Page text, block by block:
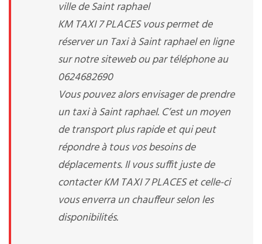
ville de Saint raphael
KM TAXI 7 PLACES vous permet de
réserver un Taxi à Saint raphael en ligne
sur notre siteweb ou par téléphone au
0624682690
Vous pouvez alors envisager de prendre
un taxi à Saint raphael. C’est un moyen
de transport plus rapide et qui peut
répondre à tous vos besoins de
déplacements. Il vous suffit juste de
contacter KM TAXI 7 PLACES et celle-ci
vous enverra un chauffeur selon les
disponibilités.